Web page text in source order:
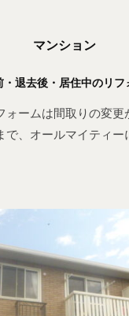
マンション
・退去後・居住中のリフ
ォームは間取りの変更
で、オールマイティー